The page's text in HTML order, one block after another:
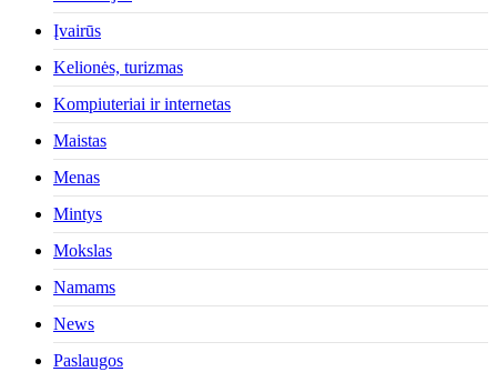
Įvairūs
Kelionės, turizmas
Kompiuteriai ir internetas
Maistas
Menas
Mintys
Mokslas
Namams
News
Paslaugos